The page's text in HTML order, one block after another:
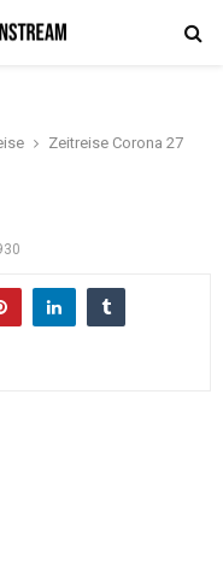
Zeitreise Corona 27